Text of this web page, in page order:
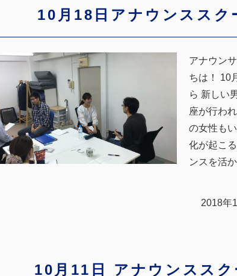
10月18日アナウンススク
アナウン
ちは！ 10
ら 新しい
座が行わ
の女性も
化が起こ
ンスを活
2018年
10月11日 アナウンススク